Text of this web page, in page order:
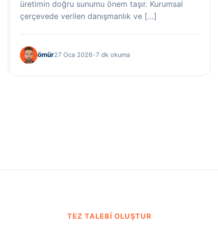
üretimin doğru sunumu önem taşır. Kurumsal
çerçevede verilen danışmanlık ve […]
ömür27 Oca 2026 •7 dk okuma
TEZ TALEBI OLUŞTUR